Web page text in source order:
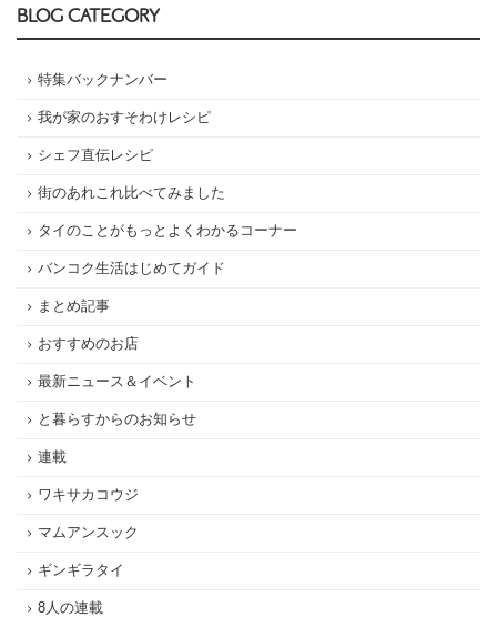
BLOG CATEGORY
特集バックナンバー
我が家のおすそわけレシピ
シェフ直伝レシピ
街のあれこれ比べてみました
タイのことがもっとよくわかるコーナー
バンコク生活はじめてガイド
まとめ記事
おすすめのお店
最新ニュース＆イベント
と暮らすからのお知らせ
連載
ワキサカコウジ
マムアンスック
ギンギラタイ
8人の連載